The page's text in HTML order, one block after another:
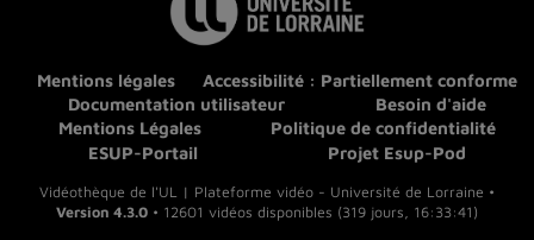
Mentions légales
Accessibilité : Partiellement conforme
Documentation utilisateur
Besoin d'aide
Mentions Légales
Politique de confidentialité
ESUP-Portail
Projet Esup-Pod
Vidéothèque de l'UL | Plateforme vidéo - Université de Lorraine •
Version 4.3.0 • 12601 vidéos disponibles (319 jours, 16:33:41)